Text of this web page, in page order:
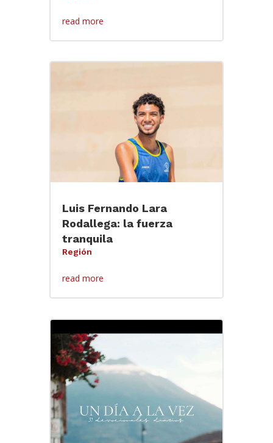
read more
Luis Fernando Lara
Rodallega: la fuerza
tranquila
Región
read more